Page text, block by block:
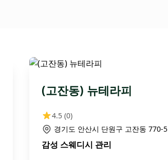
(고잔동) 뉴테라피
4.5 (0)
경기도 안산시 단원구 고잔동 770-5
감성 스웨디시 관리